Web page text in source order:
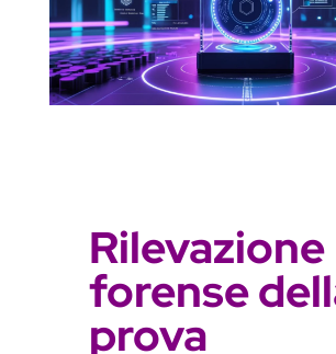
Rilevazione
forense
prova